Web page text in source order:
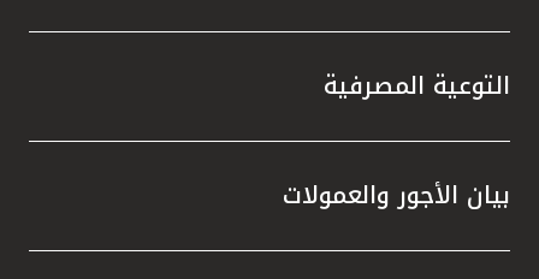
التوعية المصرفية
بيان الأجور والعمولات